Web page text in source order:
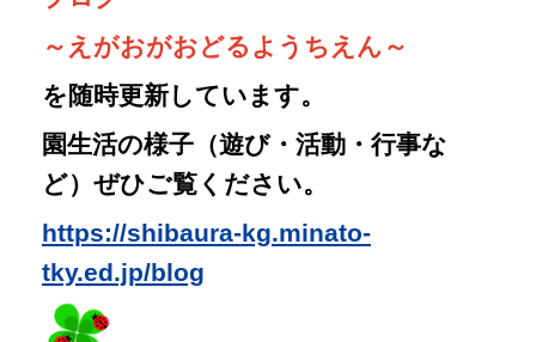
◆地域の乳幼児親子対象の
園庭開放・『たんけんひろば』の開放
原則として月・火・水・木・金の保育のあ
る日
９：３０～１５：３０実施しています。